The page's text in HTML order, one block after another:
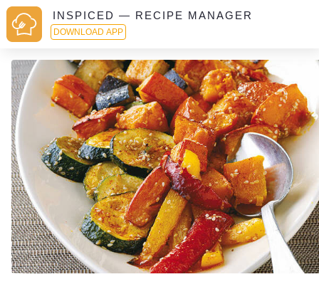
INSPICED — RECIPE MANAGER
DOWNLOAD APP